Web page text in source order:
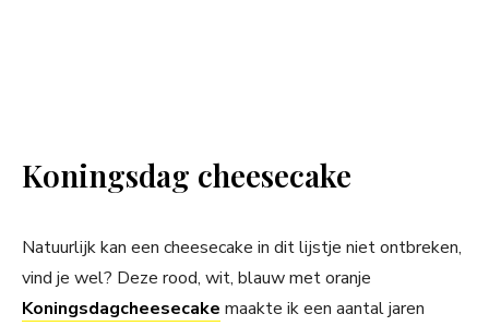
Koningsdag cheesecake
Natuurlijk kan een cheesecake in dit lijstje niet ontbreken,
vind je wel? Deze rood, wit, blauw met oranje
Koningsdagcheesecake maakte ik een aantal jaren